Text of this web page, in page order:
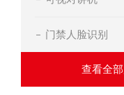
门禁人脸识别
查看全